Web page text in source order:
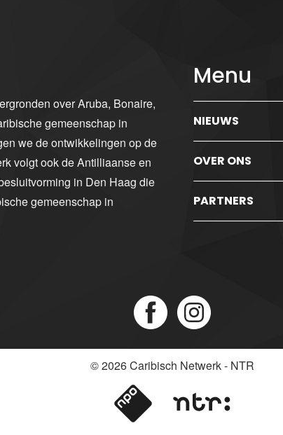
over Aruba, Bonaire,
gemeenschap in
we de ontwikkelingen op de
volgt ook de Antilliaanse en
in Den Haag die
gemeenschap in
Menu
NIEUWS
OVER ONS
PARTNERS
© 2026Caribisch Netwerk - NTR